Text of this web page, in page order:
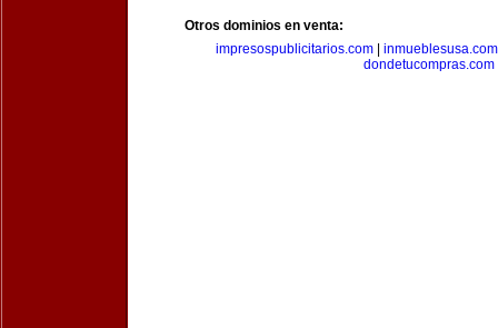
Otros dominios en venta:
impresospublicitarios.com
inmueblesusa.com
dondetucompras.com